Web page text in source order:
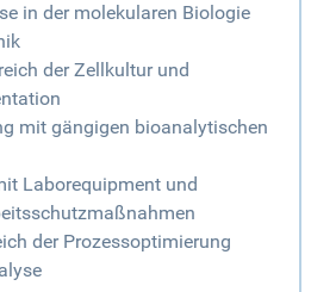
in der molekularen Biologie
der Zellkultur und
mit gängigen bioanalytischen
Laborequipment und
der Prozessoptimierung